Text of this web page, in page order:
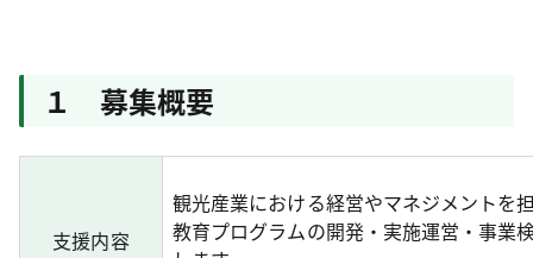
１ 募集概要
支援内容
観光産業における経営やマネジメントを
教育プログラムの開発・実施運営・事業